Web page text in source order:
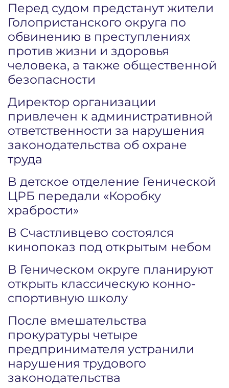
Перед судом предстанут жители
Голопристанского округа по
обвинению в преступлениях
против жизни и здоровья
человека, а также общественной
безопасности
Директор организации
привлечен к административной
ответственности за нарушения
законодательства об охране
труда
В детское отделение Генической
ЦРБ передали «Коробку
храбрости»
В Счастливцево состоялся
кинопоказ под открытым небом
В Геническом округе планируют
открыть классическую конно-
спортивную школу
После вмешательства
прокуратуры четыре
предпринимателя устранили
нарушения трудового
законодательства